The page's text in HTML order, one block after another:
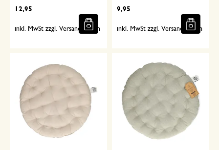
12,95
inkl. MwSt zzgl. Versandkosten
9,95
inkl. MwSt zzgl. Versandkosten